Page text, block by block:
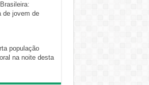
de jovem de
população
na noite desta